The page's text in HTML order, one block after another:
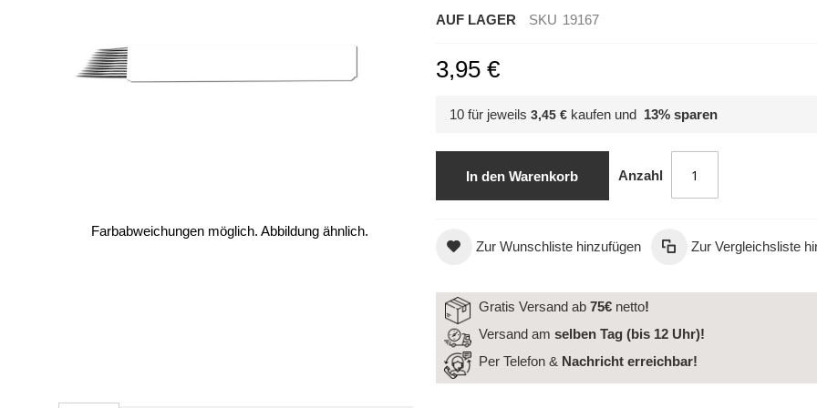
Farbabweichungen möglich. Abbildung ähnlich.
AUF LAGER SKU 19167
3,95 €
10 für jeweils 3,45 €kaufen und 13% sparen
Anzahl
In den Warenkorb
Zur Wunschliste hinzufügen Zur Vergleichsliste
Gratis Versand ab 75€netto!
Versand am selben Tag (bis 12 Uhr)!
Per Telefon & Nachricht erreichbar!